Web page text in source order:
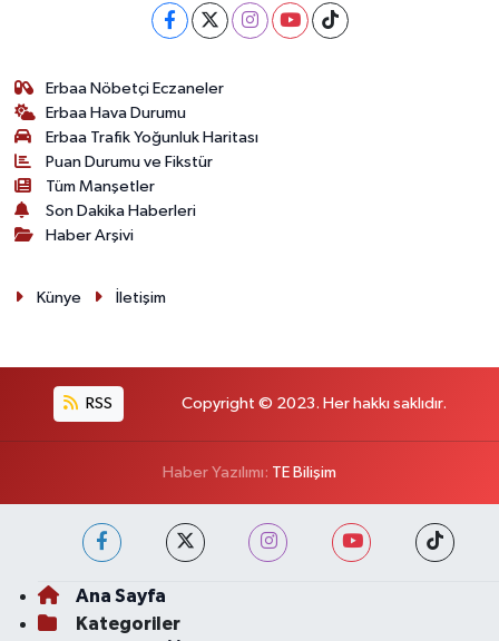
Erbaa Nöbetçi Eczaneler
Erbaa Hava Durumu
Erbaa Trafik Yoğunluk Haritası
Puan Durumu ve Fikstür
Tüm Manşetler
Son Dakika Haberleri
Haber Arşivi
Künye İletişim
RSS Copyright © 2023. Her hakkı saklıdır.
Haber Yazılımı: TE Bilişim
Ana Sayfa
Kategoriler